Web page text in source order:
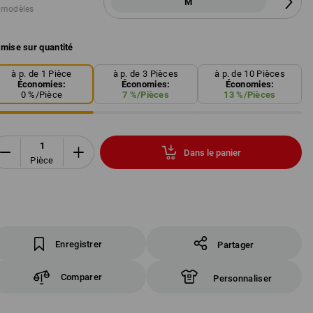
sur quantité
à p. de 1 Pièce
Économies:
0%/Pièce
à p. de 3 Pièces
Économies:
7 %/Pièces
à p. de 10 Pièces
Économies:
13%/Pièces
Pièce
Dans le panier
Enregistrer Partager
Comparer Personnaliser